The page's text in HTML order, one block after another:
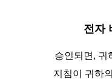
전자
승인되면, 귀
지침이 귀하